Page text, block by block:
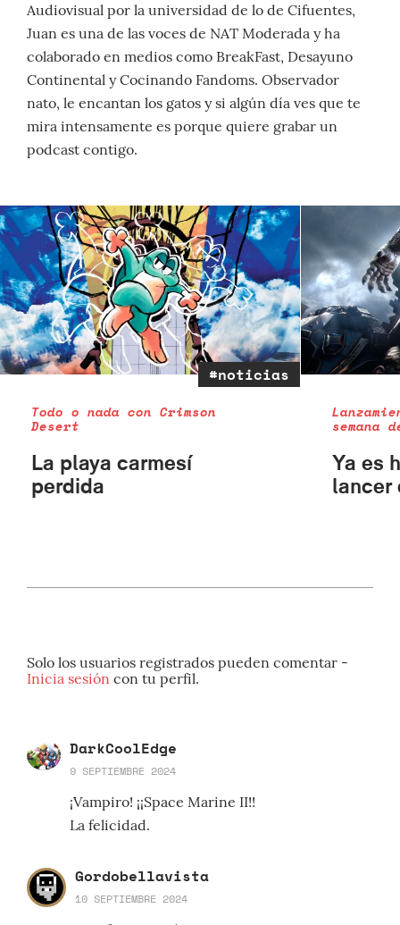
Audiovisual por la universidad de lo de Cifuentes,
Juan es una de las voces de NAT Moderada y ha
colaborado en medios como BreakFast, Desayuno
Continental y Cocinando Fandoms. Observador
nato, le encantan los gatos y si algún día ves que te
mira intensamente es porque quiere grabar un
podcast contigo.
#noticias
Todo o nada con Crimson
Desert
La playa carmesí
perdida
semana
Ya es
lancer
Solo los usuarios registrados pueden comentar -
Inicia sesión con tu perfil.
DarkCoolEdge
9 SEPTIEMBRE 2024
¡Vampiro! ¡¡Space Marine II!!
La felicidad.
Gordobellavista
10 SEPTIEMBRE 2024